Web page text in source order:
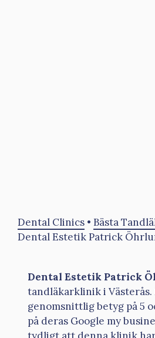
Dental Clinics • Bästa
Dental Estetik Patrick
Dental Estetik Patrick
tandläkarklinik i Västerås.
genomsnittlig betyg på 5
på deras Google my